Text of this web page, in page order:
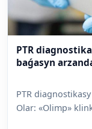
PTR
baǵasyn
PTR
Olar: «Olimp»